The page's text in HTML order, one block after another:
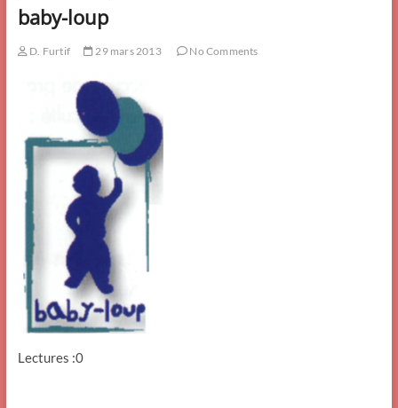
baby-loup
D. Furtif 29 mars 2013 No Comments
Lectures :0